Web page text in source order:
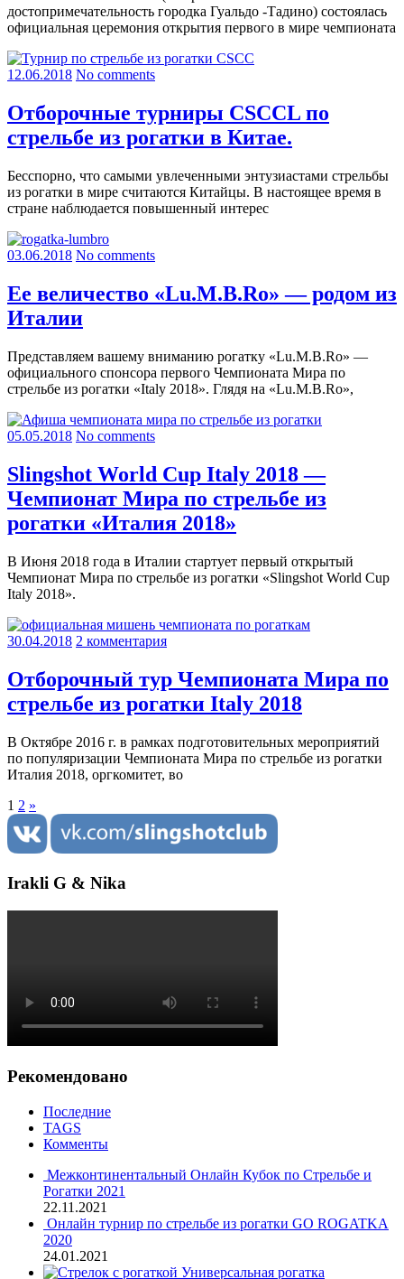
достопримечательность городка Гуальдо -Тадино) состоялась
официальная церемония открытия первого в мире чемпионата
12.06.2018 No comments
Отборочные турниры CSCCL по
стрельбе из рогатки в Китае.
Бесспорно, что самыми увлеченными энтузиастами стрельбы
из рогатки в мире считаются Китайцы. В настоящее время в
стране наблюдается повышенный интерес
03.06.2018 No comments
Ее величество «Lu.M.B.Ro» — родом из
Италии
Представляем вашему вниманию рогатку «Lu.M.B.Ro» —
официального спонсора первого Чемпионата Мира по
стрельбе из рогатки «Italy 2018». Глядя на «Lu.M.B.Ro»,
05.05.2018 No comments
Slingshot World Cup Italy 2018 —
Чемпионат Мира по стрельбе из
рогатки «Италия 2018»
В Июня 2018 года в Италии стартует первый открытый
Чемпионат Мира по стрельбе из рогатки «Slingshot World Cup
Italy 2018».
30.04.2018 2 комментария
Отборочный тур Чемпионата Мира по
стрельбе из рогатки Italy 2018
В Октябре 2016 г. в рамках подготовительных мероприятий
по популяризации Чемпионата Мира по стрельбе из рогатки
Италия 2018, оргкомитет, во
Навигация
по
записям
1 2 Next
Posts
»
Irakli G & Nika
Рекомендовано
Последние
TAGS
Комменты
Межконтинентальный Онлайн Кубок по Стрельбе и
Рогатки 2021
22.11.2021
Онлайн турнир по стрельбе из рогатки GO ROGATKA
2020
24.01.2021
Универсальная рогатка